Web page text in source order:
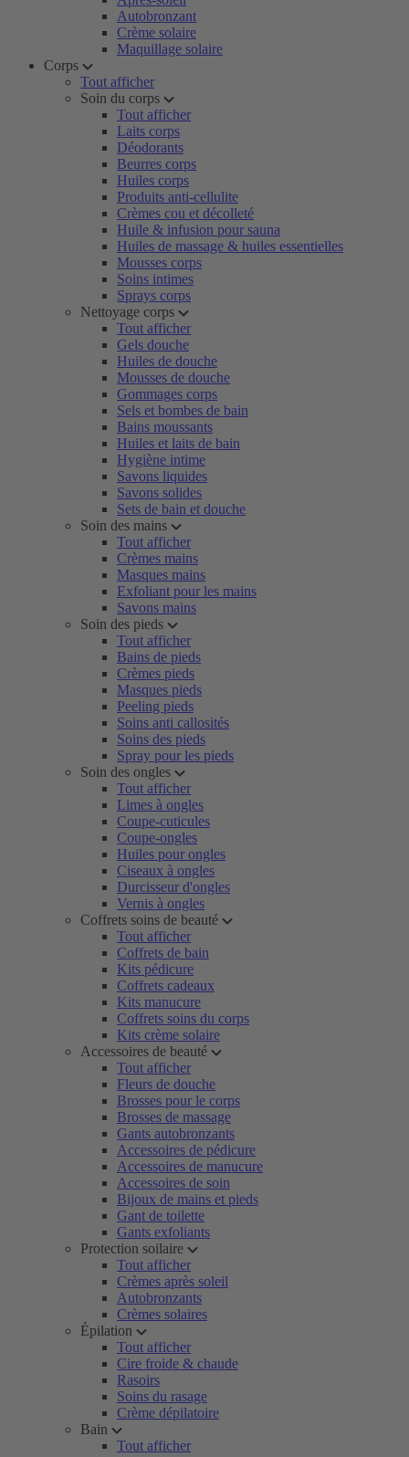
Autobronzant
Crème solaire
Maquillage solaire
Corps
Tout afficher
Soin du corps
Tout afficher
Laits corps
Déodorants
Beurres corps
Huiles corps
Produits anti-cellulite
Crèmes cou et décolleté
Huile & infusion pour sauna
Huiles de massage & huiles essentielles
Mousses corps
Soins intimes
Sprays corps
Nettoyage corps
Tout afficher
Gels douche
Huiles de douche
Mousses de douche
Gommages corps
Sels et bombes de bain
Bains moussants
Huiles et laits de bain
Hygiène intime
Savons liquides
Savons solides
Sets de bain et douche
Soin des mains
Tout afficher
Crèmes mains
Masques mains
Exfoliant pour les mains
Savons mains
Soin des pieds
Tout afficher
Bains de pieds
Crèmes pieds
Masques pieds
Peeling pieds
Soins anti callosités
Soins des pieds
Spray pour les pieds
Soin des ongles
Tout afficher
Limes à ongles
Coupe-cuticules
Coupe-ongles
Huiles pour ongles
Ciseaux à ongles
Durcisseur d'ongles
Vernis à ongles
Coffrets soins de beauté
Tout afficher
Coffrets de bain
Kits pédicure
Coffrets cadeaux
Kits manucure
Coffrets soins du corps
Kits crème solaire
Accessoires de beauté
Tout afficher
Fleurs de douche
Brosses pour le corps
Brosses de massage
Gants autobronzants
Accessoires de pédicure
Accessoires de manucure
Accessoires de soin
Bijoux de mains et pieds
Gant de toilette
Gants exfoliants
Protection soilaire
Tout afficher
Crèmes après soleil
Autobronzants
Crèmes solaires
Épilation
Tout afficher
Cire froide & chaude
Rasoirs
Soins du rasage
Crème dépilatoire
Bain
Tout afficher